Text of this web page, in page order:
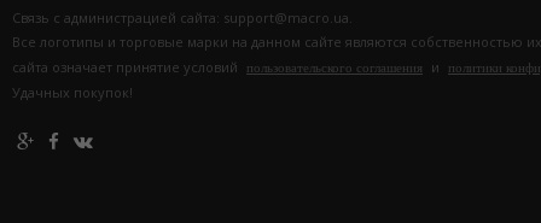
Связь с администрацией сайта: support@macro.ua.
Все логотипы и торговые марки на данном сайте являются собственностью
сайта означает принятие условий
пользовательского соглашения и политики
Удачных покупок!